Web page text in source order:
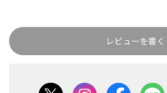
レビューを書く